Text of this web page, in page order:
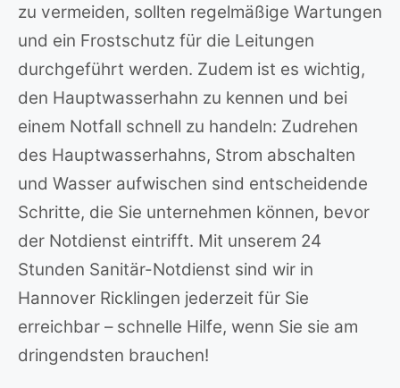
zu vermeiden, sollten regelmäßige Wartungen
und ein Frostschutz für die Leitungen
durchgeführt werden. Zudem ist es wichtig,
den Hauptwasserhahn zu kennen und bei
einem Notfall schnell zu handeln: Zudrehen
des Hauptwasserhahns, Strom abschalten
und Wasser aufwischen sind entscheidende
Schritte, die Sie unternehmen können, bevor
der Notdienst eintrifft. Mit unserem 24
Stunden Sanitär-Notdienst sind wir in
Hannover Ricklingen jederzeit für Sie
erreichbar – schnelle Hilfe, wenn Sie sie am
dringendsten brauchen!